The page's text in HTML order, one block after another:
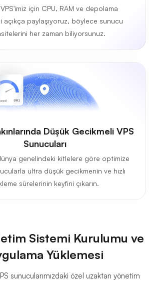
için CPU, RAM ve depolama
açıkça paylaşıyoruz, böylece sunucu
her zaman biliyorsunuz.
Düşük Gecikmeli VPS
Sunucuları
genelindeki kitlelere göre optimize
ultra düşük gecikmenin ve hızlı
sürelerinin keyfini çıkarın.
Sistemi Kurulumu ve
Yüklemesi
sunucularımızdaki özel uzaktan yönetim